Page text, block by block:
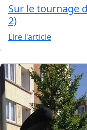
Sur le tournage
2)
Lire l'article